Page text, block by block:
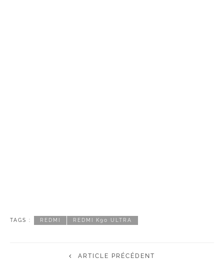
TAGS : REDMI REDMI K90 ULTRA
ARTICLE PRÉCÉDENT